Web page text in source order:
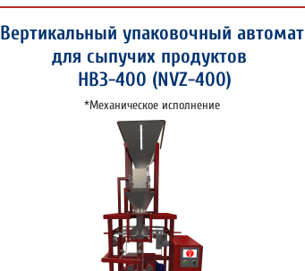
Вертикальный упаковочный автомат
для сыпучих продуктов
НВЗ-400 (NVZ-400)
*Механическое исполнение